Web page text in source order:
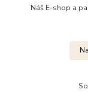
těchto
Náš E-shop a